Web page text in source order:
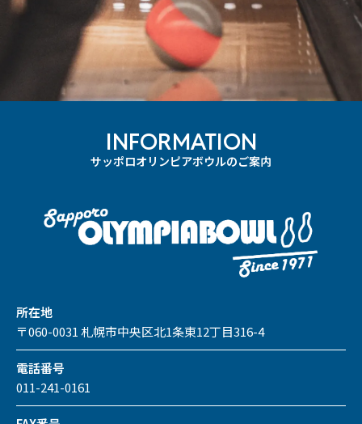
INFORMATION
サッポロオリンピアボウルのご案内
所在地
〒060-0031 札幌市中央区北1条東12丁目316-4
電話番号
011-241-0161